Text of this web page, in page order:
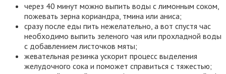
через 40 минут можно выпить воды с лимонным соком,
пожевать зерна кориандра, тмина или аниса;
сразу после еды пить нежелательно, а вот спустя час
необходимо выпить зеленого чая или прохладной воды
с добавлением листочков мяты;
жевательная резинка ускорит процесс выделения
желудочного сока и поможет справиться с тяжестью;